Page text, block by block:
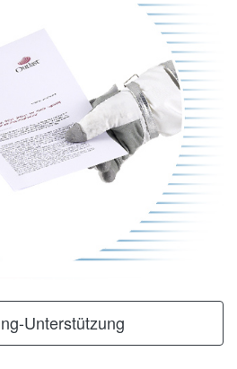
Unterstützung